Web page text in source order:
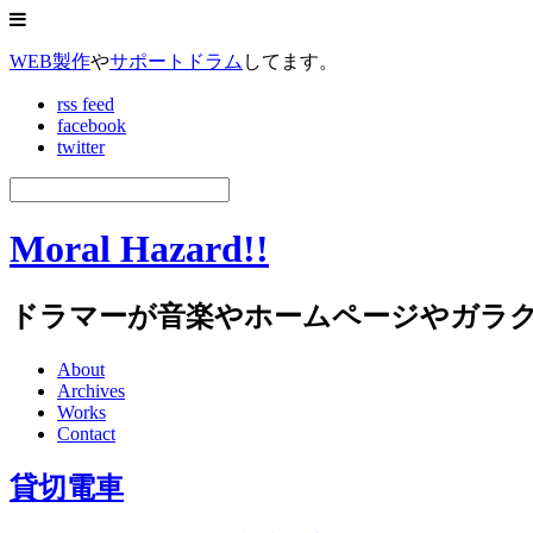
WEB製作やサポートドラム してます。
rss feed
facebook
twitter
Moral Hazard!!
ドラマーが音楽やホームページやガラ
About
Archives
Works
Contact
貸切電車